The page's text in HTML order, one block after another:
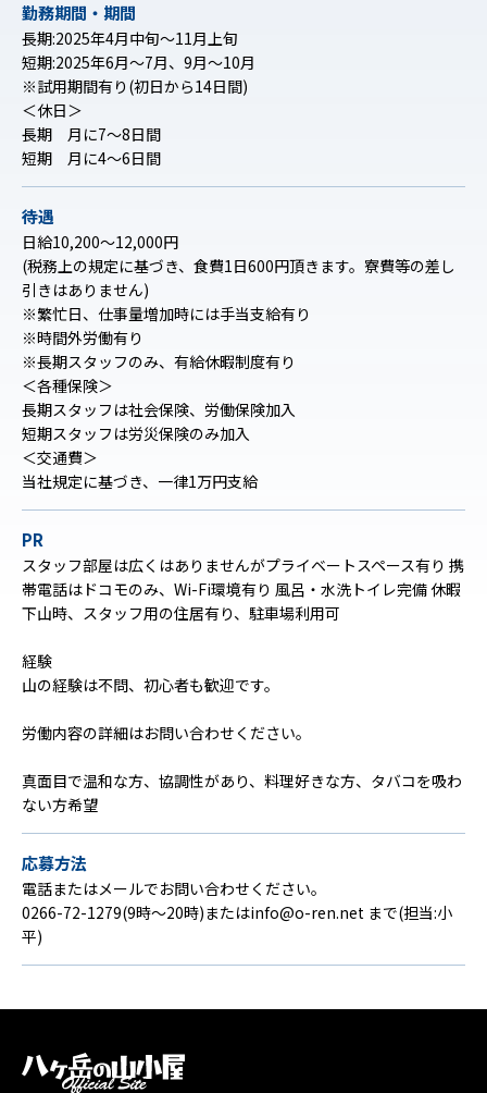
勤務期間・期間
長期:2025年4月中旬～11月上旬
短期:2025年6月～7月、9月～10月
※試用期間有り(初日から14日間)
＜休日＞
長期 月に7～8日間
短期 月に4～6日間
待遇
日給10,200～12,000円
(税務上の規定に基づき、食費1日600円頂きます。寮費等の差し
引きはありません)
※繁忙日、仕事量増加時には手当支給有り
※時間外労働有り
※長期スタッフのみ、有給休暇制度有り
＜各種保険＞
長期スタッフは社会保険、労働保険加入
短期スタッフは労災保険のみ加入
＜交通費＞
当社規定に基づき、一律1万円支給
PR
スタッフ部屋は広くはありませんがプライベートスペース有り 携
帯電話はドコモのみ、Wi-Fi環境有り 風呂・水洗トイレ完備 休暇
下山時、スタッフ用の住居有り、駐車場利用可
経験
山の経験は不問、初心者も歓迎です。
労働内容の詳細はお問い合わせください。
真面目で温和な方、協調性があり、料理好きな方、タバコを吸わ
ない方希望
応募方法
電話またはメールでお問い合わせください。
0266-72-1279(9時～20時)またはinfo@o-ren.net まで(担当:小
平)